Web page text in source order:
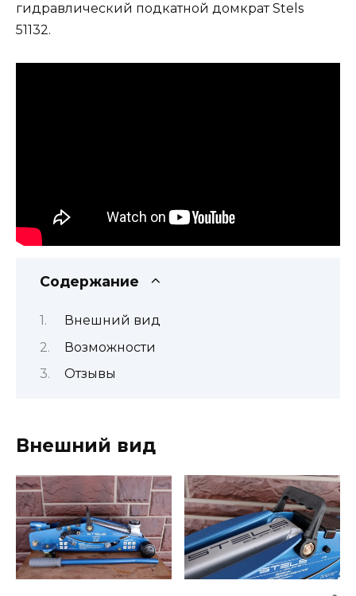
гидравлический подкатной домкрат Stels
51132.
Содержание
Внешний вид
Возможности
Отзывы
Внешний вид